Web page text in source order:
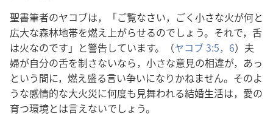
聖書筆者のヤコブは，「ご覧なさい，ごく小さな火が何と
広大な森林地帯を燃え上がらせるのでしょう。それで，舌
は火なのです」と警告しています。（ヤコブ 3:5，6）夫
婦が自分の舌を制さないなら，小さな意見の相違が，あっ
という間に，燃え盛る言い争いになりかねません。そのよ
うな感情的な大火災に何度も見舞われる結婚生活は，愛の
育つ環境とは言えないでしょう。